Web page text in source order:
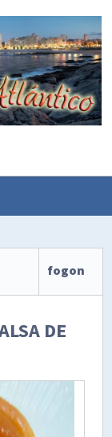
fogon
DE